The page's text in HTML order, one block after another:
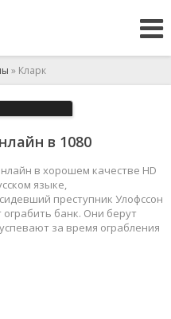
» Кларк
в 1080
в хорошем качестве HD
языке,
преступник Улофссон
банк. Они берут
за время ограбления